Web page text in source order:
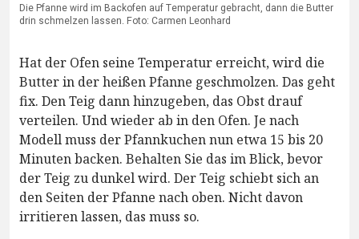
Die Pfanne wird im Backofen auf Temperatur gebracht, dann die Butter
drin schmelzen lassen. Foto: Carmen Leonhard
Hat der Ofen seine Temperatur erreicht, wird die
Butter in der heißen Pfanne geschmolzen. Das geht
fix. Den Teig dann hinzugeben, das Obst drauf
verteilen. Und wieder ab in den Ofen. Je nach
Modell muss der Pfannkuchen nun etwa 15 bis 20
Minuten backen. Behalten Sie das im Blick, bevor
der Teig zu dunkel wird. Der Teig schiebt sich an
den Seiten der Pfanne nach oben. Nicht davon
irritieren lassen, das muss so.